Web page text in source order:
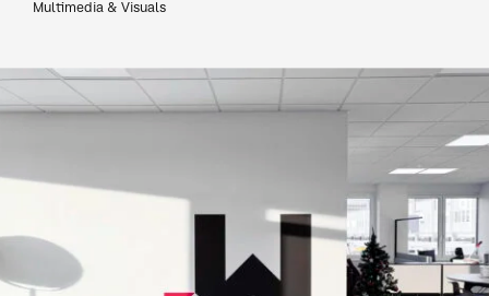
Multimedia & Visuals